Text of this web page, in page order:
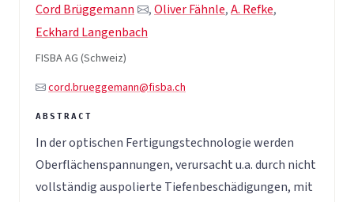
Cord Brüggemann ,Oliver Fähnle,A. Refke,
Eckhard Langenbach
FISBA AG (Schweiz)
cord.brueggemann@fisba.ch
In der optischen Fertigungstechnologie werden
Oberflächenspannungen, verursacht u.a. durch nicht
vollständig auspolierte Tiefenbeschädigungen, mit